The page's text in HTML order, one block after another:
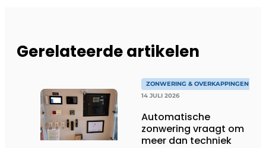
Gerelateerde artikelen
ZONWERING & OVERKAPPINGEN
14 JULI 2026
Automatische
zonwering vraagt om
meer dan techniek